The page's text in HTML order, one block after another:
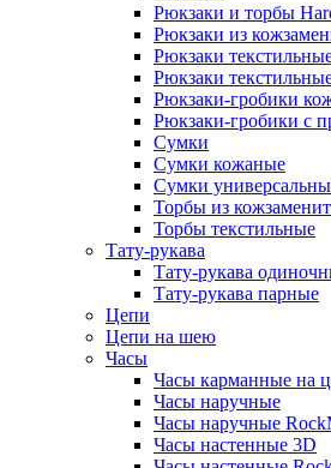
Рюкзаки и торбы
Рюкзаки из
Рюкзаки
Рюкзаки
Рюкзаки-гробики
Рюкзаки-гробики с
Сумки
Сумки кожаные
Сумки
Торбы из
Торбы текстильные
Тату-рукава
Тату-рукава
Тату-рукава парные
Цепи
Цепи на шею
Часы
Часы карманные на
Часы наручные
Часы наручные
Часы настенные 3D